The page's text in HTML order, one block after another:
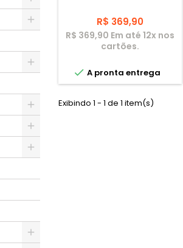
Preço
R$ 369,90
R$ 369,90 Em até 12x nos
cartões.
 A pronta entrega
Exibindo 1 - 1 de 1 item(s)